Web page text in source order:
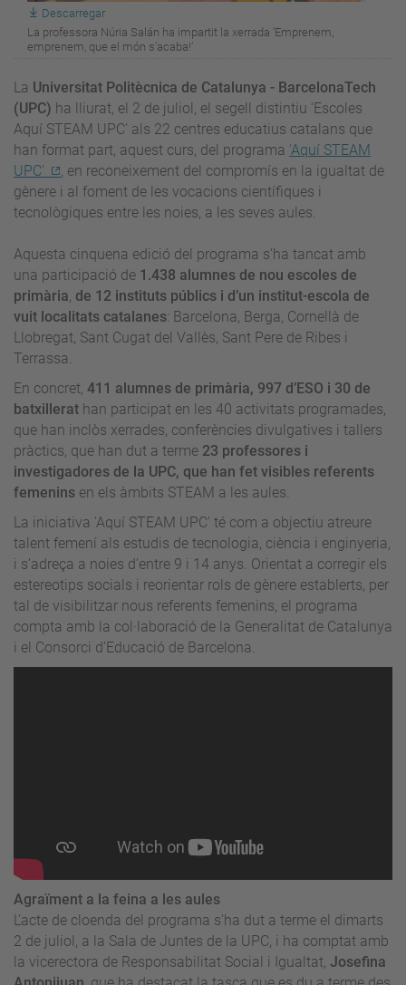
Descarregar
La professora Núria Salán ha impartit la xerrada ‘Emprenem,
emprenem, que el món s’acaba!’
La Universitat Politècnica de Catalunya - BarcelonaTech
(UPC) ha lliurat, el 2 de juliol, el segell distintiu ‘Escoles
Aquí STEAM UPC’ als 22 centres educatius catalans que
han format part, aquest curs, del programa 'Aquí STEAM
UPC'
, en reconeixement del compromís en la igualtat de
gènere i al foment de les vocacions científiques i
tecnològiques entre les noies, a les seves aules.
Aquesta cinquena edició del programa s’ha tancat amb
una participació de 1.438 alumnes de nou escoles de
primària, de 12 instituts públics i d’un institut-escola de
vuit localitats catalanes: Barcelona, Berga, Cornellà de
Llobregat, Sant Cugat del Vallès, Sant Pere de Ribes i
Terrassa.
En concret, 411 alumnes de primària, 997 d’ESO i 30 de
batxillerat han participat en les 40 activitats programades,
que han inclòs xerrades, conferències divulgatives i tallers
pràctics, que han dut a terme 23 professores i
investigadores de la UPC, que han fet visibles referents
femenins en els àmbits STEAM a les aules.
La iniciativa 'Aquí STEAM UPC' té com a objectiu atreure
talent femení als estudis de tecnologia, ciència i enginyeria,
i s’adreça a noies d’entre 9 i 14 anys. Orientat a corregir els
estereotips socials i reorientar rols de gènere establerts, per
tal de visibilitzar nous referents femenins, el programa
compta amb la col·laboració de la Generalitat de Catalunya
i el Consorci d’Educació de Barcelona.
Agraïment a la feina a les aules
L’acte de cloenda del programa s’ha dut a terme el dimarts
2 de juliol, a la Sala de Juntes de la UPC, i ha comptat amb
la vicerectora de Responsabilitat Social i Igualtat, Josefina